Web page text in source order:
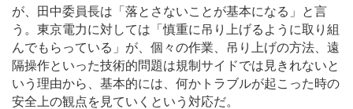
が、田中委員長は「落とさないことが基本になる」と言
う。東京電力に対しては「慎重に吊り上げるように取り組
んでもらっている」が、個々の作業、吊り上げの方法、遠
隔操作といった技術的問題は規制サイドでは見きれないと
いう理由から、基本的には、何かトラブルが起こった時の
安全上の観点を見ていくという対応だ。